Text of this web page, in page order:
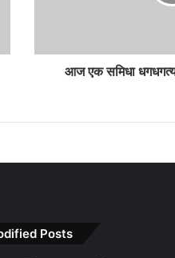
आज एक समिधा
Posts